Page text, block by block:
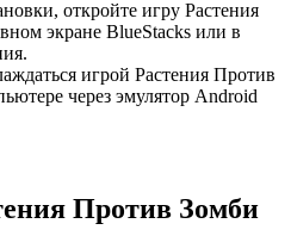
откройте игру Растения
экране BlueStacks или в
игрой Растения Против
через эмулятор Android
Против Зомби